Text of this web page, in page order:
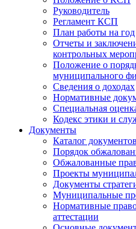
Руководитель
Регламент КСП
План работы на год
Отчеты и
контрольных
Положение о
муниципального
Сведения о доходах
Нормативные
Специальная
Кодекс этики и
Документы
Каталог документов
Порядок
Обжалованные
Проекты
Документы
Муниципальные
Нормативные
аттестации